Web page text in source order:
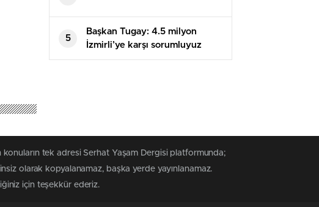
5
Başkan Tugay: 4.5 milyon
İzmirli’ye karşı sorumluyuz
konuların tek adresi Serhat Yaşam Dergisi platformunda;
olarak kopyalanamaz, başka yerde yayınlanamaz.
için teşekkür ederiz.